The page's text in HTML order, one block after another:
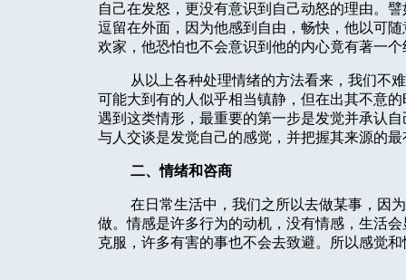
自己在发怒，更没有意识到自己动怒的理由。
逗留在外面，因为他感到自由，畅快，他以可
欢家，他恐怕也不会意识到他的内心竟有著一
从以上各种处理情绪的方法看来，我们不
可能大到有的人似乎相当镇静，但在出其不意
遇到这类情形，最重要的第一步是发觉并承认
与人交谈是发觉自己的感觉，并把握其来源的
二、情绪和咨商
在日常生活中，我们之所以去做某事，因
做。情感是许多行为的动机，没有情感，生活
克服，许多有害的事也不会去致避。所以感觉